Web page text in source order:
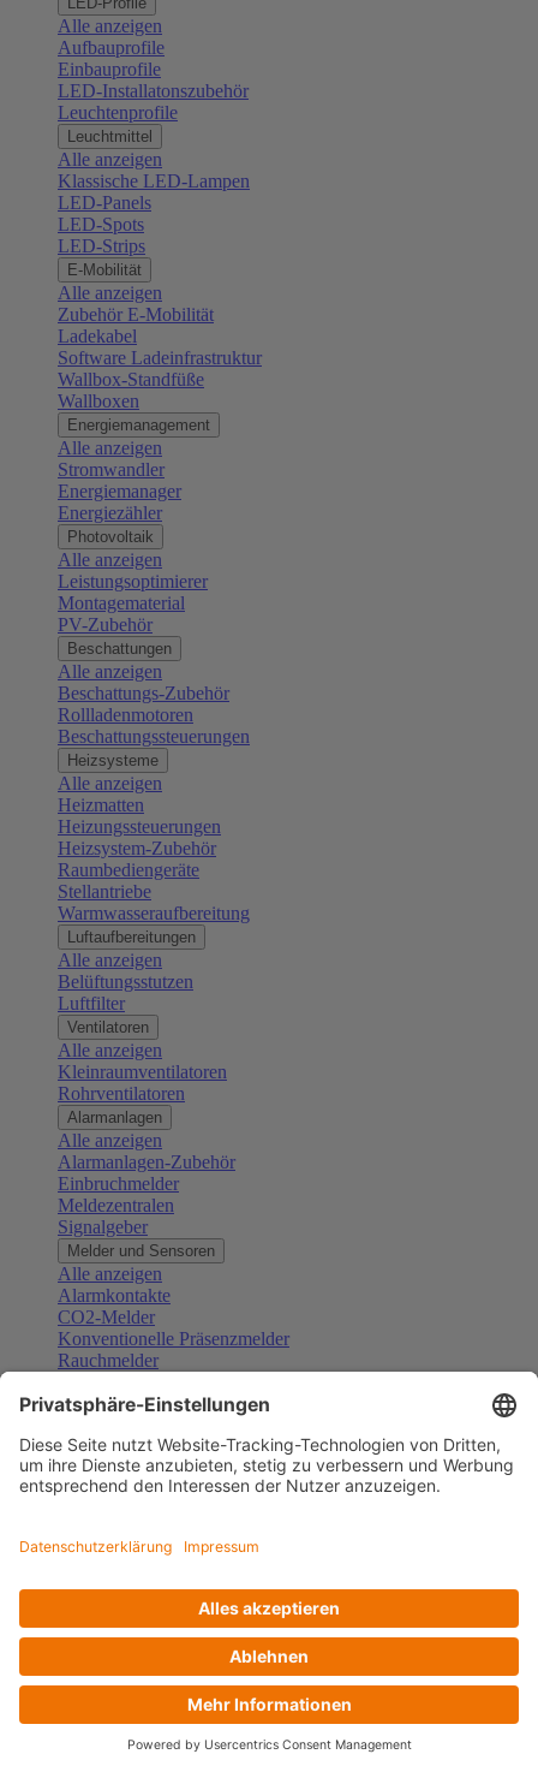
Alle anzeigen
Aufbauprofile
Einbauprofile
LED-Installatonszubehör
Leuchtenprofile
Leuchtmittel
Alle anzeigen
Klassische LED-Lampen
LED-Panels
LED-Spots
LED-Strips
E-Mobilität
Alle anzeigen
Zubehör E-Mobilität
Ladekabel
Software Ladeinfrastruktur
Wallbox-Standfüße
Wallboxen
Energiemanagement
Alle anzeigen
Stromwandler
Energiemanager
Energiezähler
Photovoltaik
Alle anzeigen
Leistungsoptimierer
Montagematerial
PV-Zubehör
Beschattungen
Alle anzeigen
Beschattungs-Zubehör
Rollladenmotoren
Beschattungssteuerungen
Heizsysteme
Alle anzeigen
Heizmatten
Heizungssteuerungen
Heizsystem-Zubehör
Raumbediengeräte
Stellantriebe
Warmwasseraufbereitung
Luftaufbereitungen
Alle anzeigen
Belüftungsstutzen
Luftfilter
Ventilatoren
Alle anzeigen
Kleinraumventilatoren
Rohrventilatoren
Alarmanlagen
Alle anzeigen
Alarmanlagen-Zubehör
Einbruchmelder
Meldezentralen
Signalgeber
Melder und Sensoren
Alle anzeigen
Alarmkontakte
CO2-Melder
Konventionelle Präsenzmelder
Rauchmelder
Gefahrenmelder
Türsprechanlagen
Alle anzeigen
Außenstationen
Klingeltaster und Gongs
Sprechanlagen-Sets
Zubehör Türkommunikation
Videoüberwachung
Zubehör Videoüberwachung
Alle anzeigen